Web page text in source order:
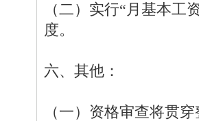
（二）实行“月基本
度。
六、其他：
（一）资格审查将贯